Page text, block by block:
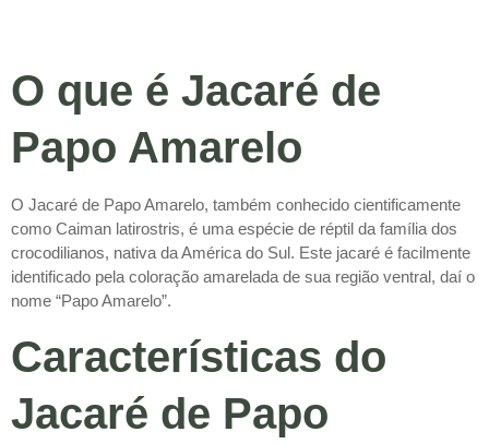
O que é Jacaré de
Papo Amarelo
O Jacaré de Papo Amarelo, também conhecido cientificamente
como Caiman latirostris, é uma espécie de réptil da família dos
crocodilianos, nativa da América do Sul. Este jacaré é facilmente
identificado pela coloração amarelada de sua região ventral, daí o
nome “Papo Amarelo”.
Características do
Jacaré de Papo